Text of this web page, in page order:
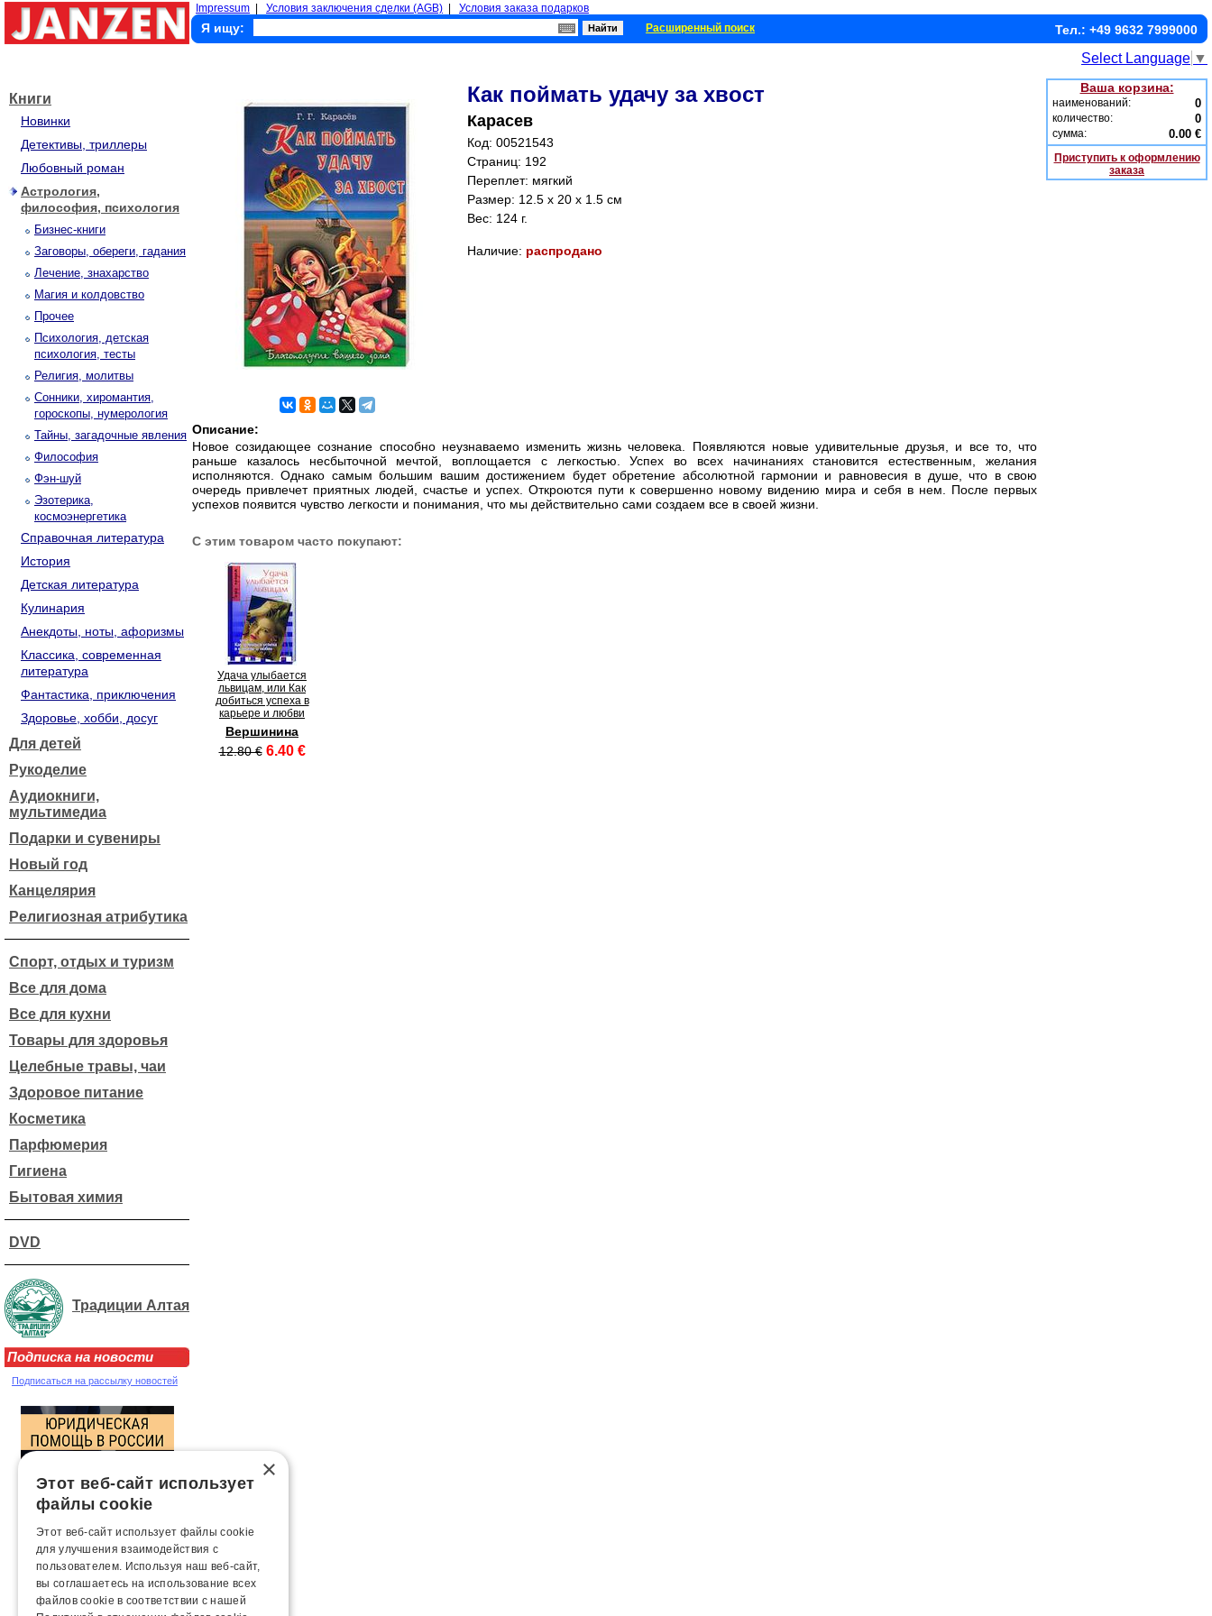
Impressum Условия заключения сделки (AGB) Условия заказа подарков
Я ищу: Расширенный поиск Тел.: +49 9632 7999000
Select Language ▼
Книги
Новинки
Детективы, триллеры
Любовный роман
Астрология,
философия, психология
Бизнес-книги
Заговоры, обереги, гадания
Лечение, знахарство
Магия и колдовство
Прочее
Психология, детская
психология, тесты
Религия, молитвы
Сонники, хиромантия,
гороскопы, нумерология
Тайны, загадочные явления
Философия
Фэн-шуй
Эзотерика,
космоэнергетика
Справочная литература
История
Детская литература
Кулинария
Анекдоты, ноты, афоризмы
Классика, современная
литература
Фантастика, приключения
Здоровье, хобби, досуг
Для детей
Рукоделие
Аудиокниги,
мультимедиа
Подарки и сувениры
Новый год
Канцелярия
Религиозная атрибутика
Спорт, отдых и туризм
Все для дома
Все для кухни
Товары для здоровья
Целебные травы, чаи
Здоровое питание
Косметика
Парфюмерия
Гигиена
Бытовая химия
DVD
Традиции Алтая
Подписка на новости
Подписаться на рассылку новостей
Как поймать удачу за хвост
Карасев
Код: 00521543
Страниц: 192
Переплет: мягкий
Размер: 12.5 x 20 x 1.5 см
Вес: 124 г.
Наличие: распродано
Описание:
Новое созидающее сознание способно неузнаваемо изменить жизнь человека. Появляются новые удивительные друзья, и все то, что
раньше казалось несбыточной мечтой, воплощается с легкостью. Успех во всех начинаниях становится естественным, желания
исполняются. Однако самым большим вашим достижением будет обретение абсолютной гармонии и равновесия в душе, что в свою
очередь привлечет приятных людей, счастье и успех. Откроются пути к совершенно новому видению мира и себя в нем. После первых
успехов появится чувство легкости и понимания, что мы действительно сами создаем все в своей жизни.
С этим товаром часто покупают:
Удача улыбается
львицам, или Как
добиться успеха в
карьере и любви
Вершинина
12.80 € 6.40 €
Ваша корзина:
наименований: 0
количество: 0
сумма: 0.00 €
Приступить к оформлению
заказа
×
Этот веб-сайт использует
файлы cookie
Этот веб-сайт использует файлы cookie
для улучшения взаимодействия с
пользователем. Используя наш веб-сайт,
вы соглашаетесь на использование всех
файлов cookie в соответствии с нашей